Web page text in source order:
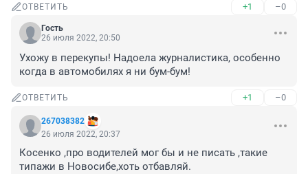
ОТВЕТИТЬ +1 –0
Гость
26 июля 2022, 20:50
Ухожу в перекупы! Надоела журналистика, особенно
когда в автомобилях я ни бум-бум!
ОТВЕТИТЬ +1 –0
267038382
26 июля 2022, 20:37
Косенко ,про водителей мог бы и не писать ,такие
типажи в Новосибе,хоть отбавляй.